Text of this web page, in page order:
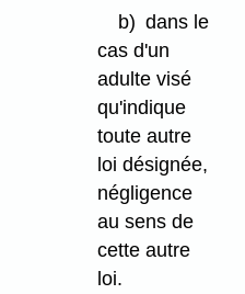
b) dans le
cas d'un
adulte visé
qu'indique
toute autre
loi désignée,
négligence
au sens de
cette autre
loi.